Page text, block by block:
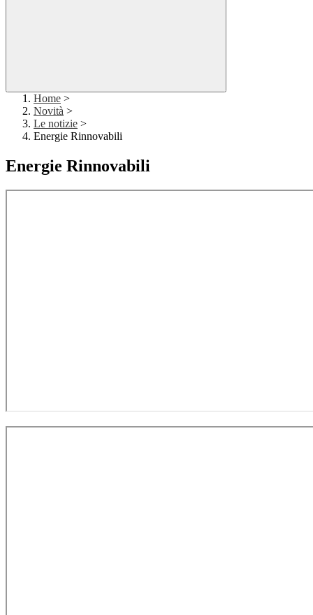
Home >
Novità >
Le notizie >
Energie Rinnovabili
Energie Rinnovabili